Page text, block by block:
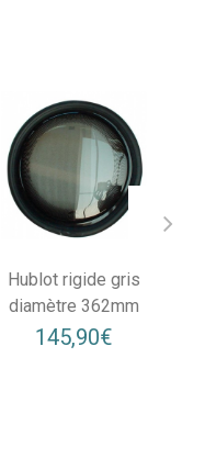
Hublot rigide gris
diamètre 362mm
145,90€